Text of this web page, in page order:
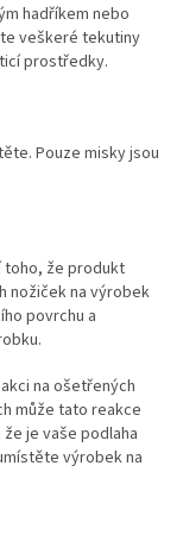
hadříkem nebo
veškeré tekutiny
prostředky.
Pouze misky jsou
toho, že produkt
nožiček na výrobek
povrchu a
na ošetřených
může tato reakce
je vaše podlaha
výrobek na